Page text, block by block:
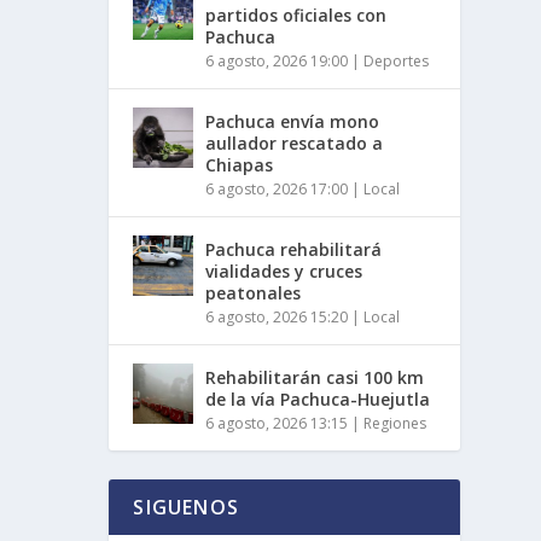
partidos oficiales con
Pachuca
6 agosto, 2026 19:00 | Deportes
Pachuca envía mono
aullador rescatado a
Chiapas
6 agosto, 2026 17:00 | Local
Pachuca rehabilitará
vialidades y cruces
peatonales
6 agosto, 2026 15:20 | Local
Rehabilitarán casi 100 km
de la vía Pachuca-Huejutla
6 agosto, 2026 13:15 | Regiones
SIGUENOS